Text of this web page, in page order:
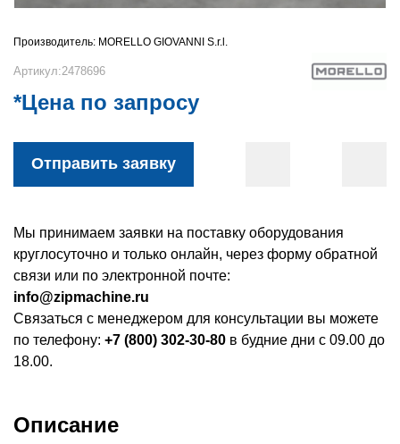
Производитель: MORELLO GIOVANNI S.r.l.
Артикул:2478696
*Цена по запросу
Отправить заявку
Мы принимаем заявки на поставку оборудования
круглосуточно и только онлайн, через форму обратной
связи или по электронной почте:
info@zipmachine.ru
Связаться с менеджером для консультации вы можете
по телефону: +7 (800) 302-30-80 в будние дни с 09.00 до
18.00.
Описание